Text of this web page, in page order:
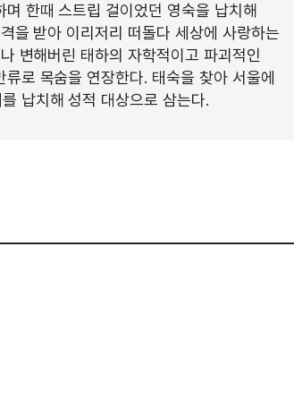
한때 스트립 걸이었던 영숙을 납치해
을 받아 이리저리 떠돌다 세상에 사랑하는
변해버린 태하의 자학적이고 파괴적인
로 목숨을 연장한다. 태숙을 찾아 서울에
납치해 성적 대상으로 삼는다.